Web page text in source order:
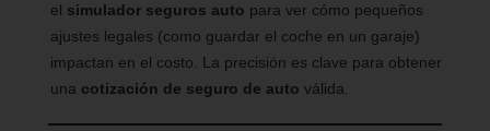
el simulador seguros auto para ver cómo pequeños
ajustes legales (como guardar el coche en un garaje)
impactan en el costo. La precisión es clave para obtener
una cotización de seguro de auto válida.